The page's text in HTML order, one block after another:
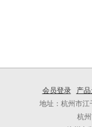
会员登录
产
地址：杭州市江
杭